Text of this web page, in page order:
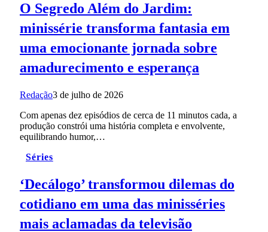
O Segredo Além do Jardim:
minissérie transforma fantasia em
uma emocionante jornada sobre
amadurecimento e esperança
Redação3 de julho de 2026
Com apenas dez episódios de cerca de 11 minutos cada, a
produção constrói uma história completa e envolvente,
equilibrando humor,…
Séries
‘Decálogo’ transformou dilemas do
cotidiano em uma das minisséries
mais aclamadas da televisão